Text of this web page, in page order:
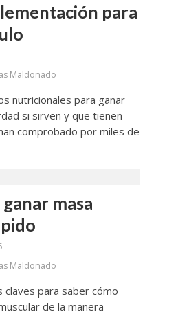
para
Maldonado
nutricionales para ganar
si sirven y que tienen
comprobado por miles de
masa
Maldonado
para saber cómo
de la manera